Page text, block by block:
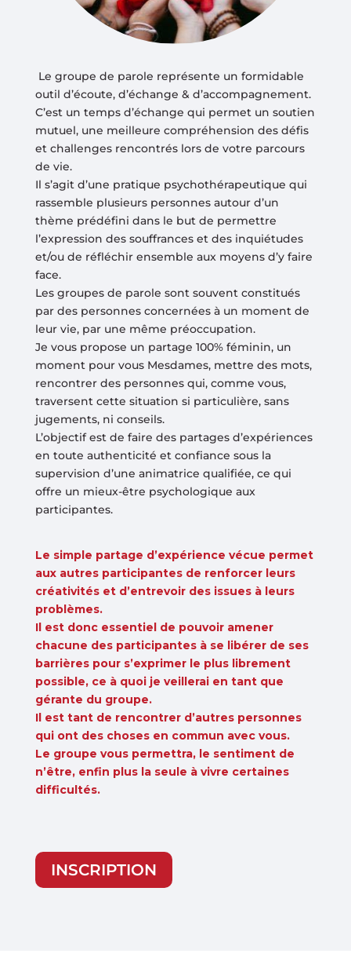
Le groupe de parole représente un formidable
outil d’écoute, d’échange & d’accompagnement.
C’est un temps d’échange qui permet un soutien
mutuel, une meilleure compréhension des défis
et challenges rencontrés lors de votre parcours
de vie.
Il s’agit d’une pratique psychothérapeutique qui
rassemble plusieurs personnes autour d’un
thème prédéfini dans le but de permettre
l’expression des souffrances et des inquiétudes
et/ou de réfléchir ensemble aux moyens d’y faire
face.
Les groupes de parole sont souvent constitués
par des personnes concernées à un moment de
leur vie, par une même préoccupation.
Je vous propose un partage 100% féminin, un
moment pour vous Mesdames, mettre des mots,
rencontrer des personnes qui, comme vous,
traversent cette situation si particulière, sans
jugements, ni conseils.
L’objectif est de faire des partages d’expériences
en toute authenticité et confiance sous la
supervision d’une animatrice qualifiée, ce qui
offre un mieux-être psychologique aux
participantes.
Le simple partage d’expérience vécue permet
aux autres participantes de renforcer leurs
créativités et d’entrevoir des issues à leurs
problèmes.
Il est donc essentiel de pouvoir amener
chacune des participantes à se libérer de ses
barrières pour s’exprimer le plus librement
possible, ce à quoi je veillerai en tant que
gérante du groupe.
Il est tant de rencontrer d’autres personnes
qui ont des choses en commun avec vous.
Le groupe vous permettra, le sentiment de
n’être, enfin plus la seule à vivre certaines
difficultés.
INSCRIPTION